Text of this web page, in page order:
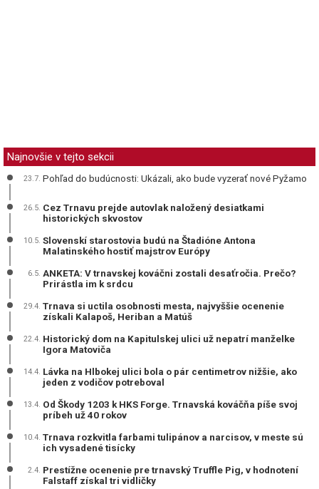
Najnovšie v tejto sekcii
23.7. Pohľad do budúcnosti: Ukázali, ako bude vyzerať nové Pyžamo
26.5. Cez Trnavu prejde autovlak naložený desiatkami
historických skvostov
10.5. Slovenskí starostovia budú na Štadióne Antona
Malatinského hostiť majstrov Európy
6.5. ANKETA: V trnavskej kováčni zostali desaťročia. Prečo?
Prirástla im k srdcu
29.4. Trnava si uctila osobnosti mesta, najvyššie ocenenie
získali Kalapoš, Heriban a Matúš
22.4. Historický dom na Kapitulskej ulici už nepatrí manželke
Igora Matoviča
14.4. Lávka na Hlbokej ulici bola o pár centimetrov nižšie, ako
jeden z vodičov potreboval
13.4. Od Škody 1203 k HKS Forge. Trnavská kováčňa píše svoj
príbeh už 40 rokov
10.4. Trnava rozkvitla farbami tulipánov a narcisov, v meste sú
ich vysadené tisícky
2.4. Prestížne ocenenie pre trnavský Truffle Pig, v hodnotení
Falstaff získal tri vidličky